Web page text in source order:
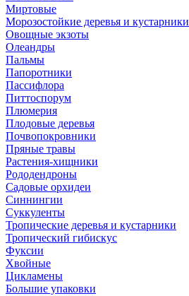
Миртовые
Морозостойкие деревья и кустарники
Овощные экзоты
Олеандры
Пальмы
Папоротники
Пассифлора
Питтоспорум
Плюмерия
Плодовые деревья
Почвопокровники
Пряные травы
Растения-хищники
Рододендроны
Садовые орхидеи
Синнингии
Суккуленты
Тропические деревья и кустарники
Тропический гибискус
Фуксии
Хвойные
Цикламены
Большие упаковки